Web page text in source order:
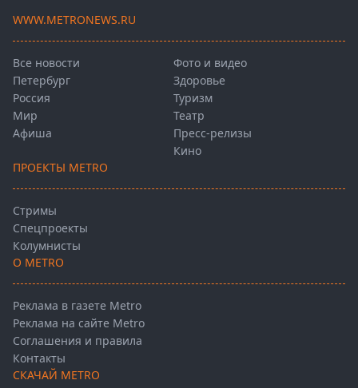
WWW.METRONEWS.RU
Все новости
Петербург
Россия
Мир
Афиша
Фото и видео
Здоровье
Туризм
Театр
Пресс-релизы
Кино
ПРОЕКТЫ METRO
Стримы
Спецпроекты
Колумнисты
О METRO
Реклама в газете Metro
Реклама на сайте Metro
Соглашения и правила
Контакты
СКАЧАЙ METRO